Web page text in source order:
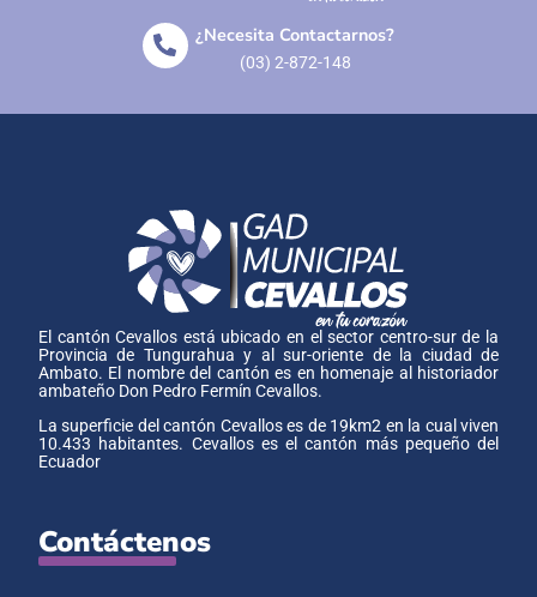
¿Necesita Contactarnos?
(03) 2-872-148
El cantón Cevallos está ubicado en el sector centro-sur de la
Provincia de Tungurahua y al sur-oriente de la ciudad de
Ambato. El nombre del cantón es en homenaje al historiador
ambateño Don Pedro Fermín Cevallos.
La superficie del cantón Cevallos es de 19km2 en la cual viven
10.433 habitantes. Cevallos es el cantón más pequeño del
Ecuador
Contáctenos